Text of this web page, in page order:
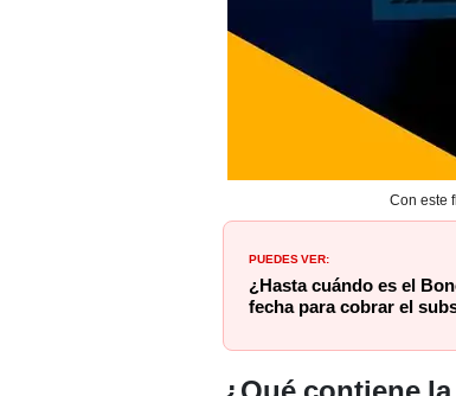
Con este
PUEDES VER:
¿Hasta cuándo es el
fecha para cobrar el